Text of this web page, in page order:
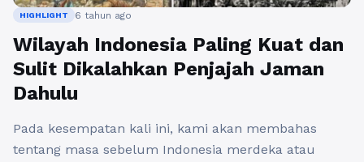
HIGHLIGHT 6 tahun ago
Wilayah Indonesia Paling Kuat dan
Sulit Dikalahkan Penjajah Jaman
Dahulu
Pada kesempatan kali ini, kami akan membahas
tentang masa sebelum Indonesia merdeka atau